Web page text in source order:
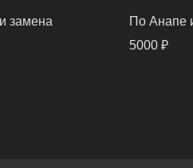
замена
По Анапе
5000 ₽